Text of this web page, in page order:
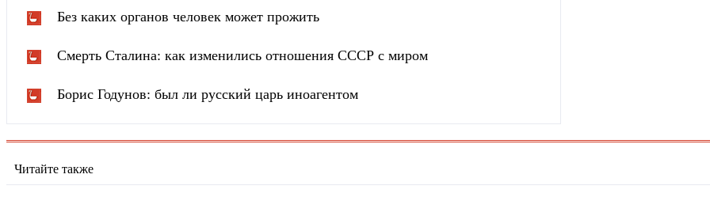
Без каких органов человек может прожить
Смерть Сталина: как изменились отношения СССР с миром
Борис Годунов: был ли русский царь иноагентом
Читайте также